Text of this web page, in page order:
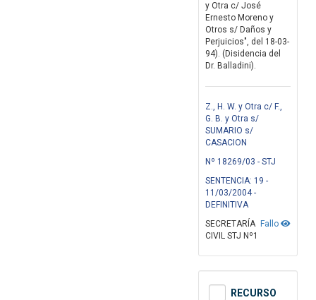
y Otra c/ José
Ernesto Moreno y
Otros s/ Daños y
Perjuicios", del 18-03-
94). (Disidencia del
Dr. Balladini).
Z., H. W. y Otra c/ F.,
G. B. y Otra s/
SUMARIO s/
CASACION
Nº 18269/03 - STJ
SENTENCIA: 19 -
11/03/2004 -
DEFINITIVA
Fallo
SECRETARÍA
CIVIL STJ Nº1
RECURSO